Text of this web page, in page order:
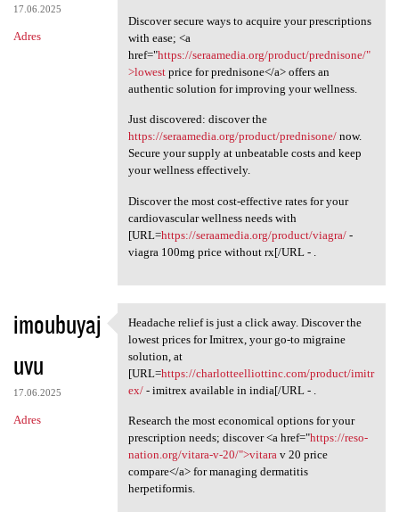
17.06.2025
Adres
Discover secure ways to acquire your prescriptions
with ease; <a
href="https://seraamedia.org/product/prednisone/"
>lowestprice for prednisone</a> offers an
authentic solution for improving your wellness.
Just discovered: discover the
https://seraamedia.org/product/prednisone/now.
Secure your supply at unbeatable costs and keep
your wellness effectively.
Discover the most cost-effective rates for your
cardiovascular wellness needs with
[URL=https://seraamedia.org/product/viagra/-
viagra 100mg price without rx[/URL - .
imoubuyaj
uvu
17.06.2025
Adres
Headache relief is just a
Headache relief is just a click away. Discover the
lowest prices for Imitrex, your go-to migraine
solution, at
[URL=https://charlotteelliottinc.com/product/imitr
ex/- imitrex available in india[/URL - .
Research the most economical options for your
prescription needs; discover <a href="https://reso-
nation.org/vitara-v-20/">vitarav 20 price
compare</a> for managing dermatitis
herpetiformis.